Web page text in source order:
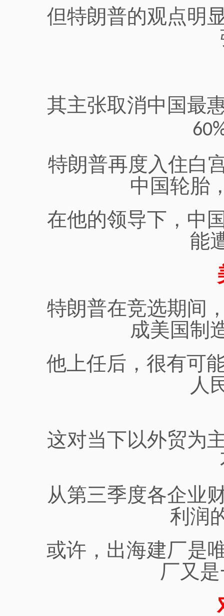
但特朗普的观点明
其主张取消中国最
特朗普再度入住白
中国轮胎
在他的领导下，中
能
特朗普在竞选期间
成美国制
他上任后，很有可
人
这对当下以外贸为
从第三季度各企业
利润
或许， 出海建厂是
厂又